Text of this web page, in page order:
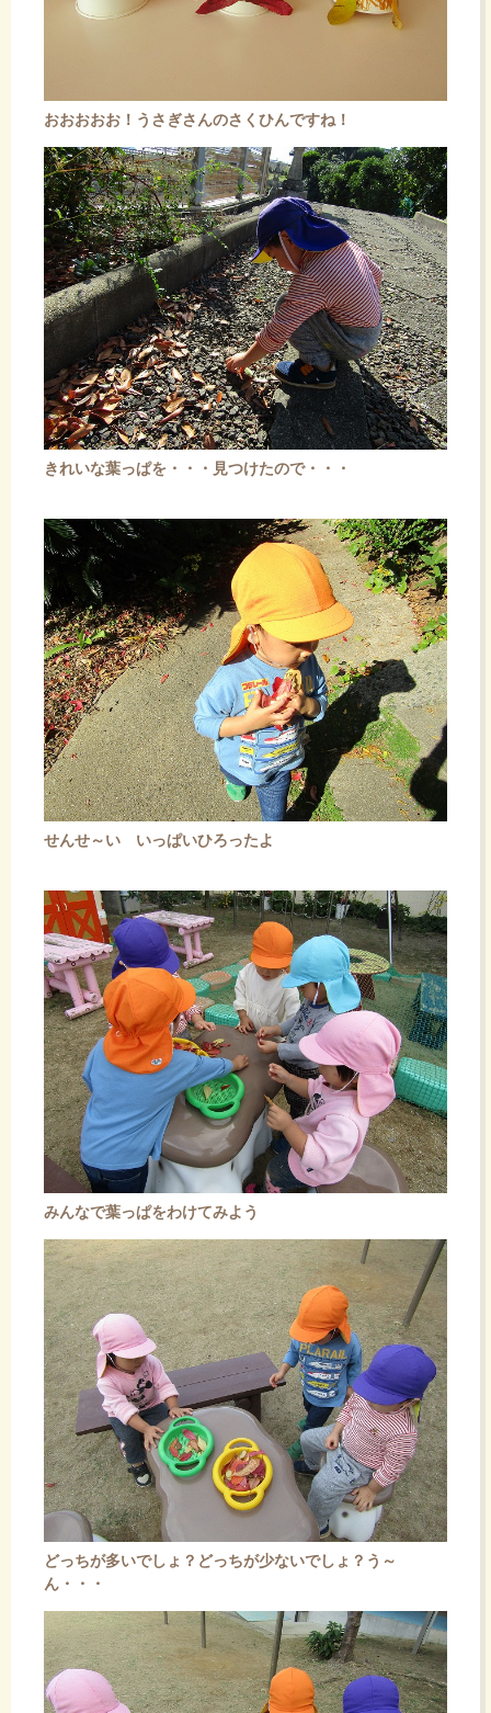
おおおおお！うさぎさんのさくひんですね！
きれいな葉っぱを・・・見つけたので・・・
せんせ～い いっぱいひろったよ
みんなで葉っぱをわけてみよう
どっちが多いでしょ？どっちが少ないでしょ？う～
ん・・・